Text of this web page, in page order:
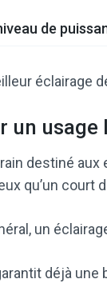
de
éclairage
un usage
destiné aux
qu’un court
un
déjà